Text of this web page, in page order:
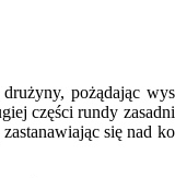
pożądając
części rundy
się nad